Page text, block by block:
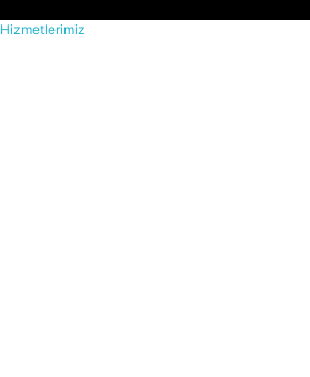
Hizmetlerimiz